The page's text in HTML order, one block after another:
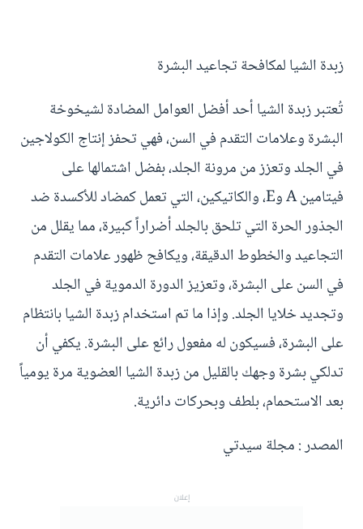
زبدة الشيا لمكافحة تجاعيد البشرة
تُعتبر زبدة الشيا أحد أفضل العوامل المضادة لشيخوخة
البشرة وعلامات التقدم في السن، فهي تحفز إنتاج الكولاجين
في الجلد وتعزز من مرونة الجلد، بفضل اشتمالها على
فيتامين A وE، والكاتيكين، التي تعمل كمضاد للأكسدة ضد
الجذور الحرة التي تلحق بالجلد أضراراً كبيرة، مما يقلل من
التجاعيد والخطوط الدقيقة، ويكافح ظهور علامات التقدم
في السن على البشرة، وتعزيز الدورة الدموية في الجلد
وتجديد خلايا الجلد. وإذا ما تم استخدام زبدة الشيا بانتظام
على البشرة، فسيكون له مفعول رائع على البشرة. يكفي أن
تدلكي بشرة وجهك بالقليل من زبدة الشيا العضوية مرة يومياً
بعد الاستحمام، بلطف وبحركات دائرية.
المصدر : مجلة سيدتي
إعلان